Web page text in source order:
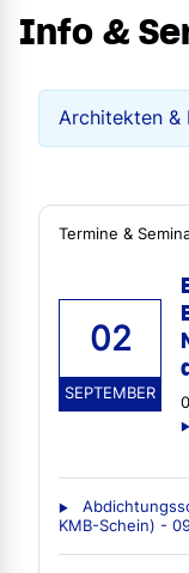
Info &
Termine &
02
SEPTEMBER
KMB-Schein) -